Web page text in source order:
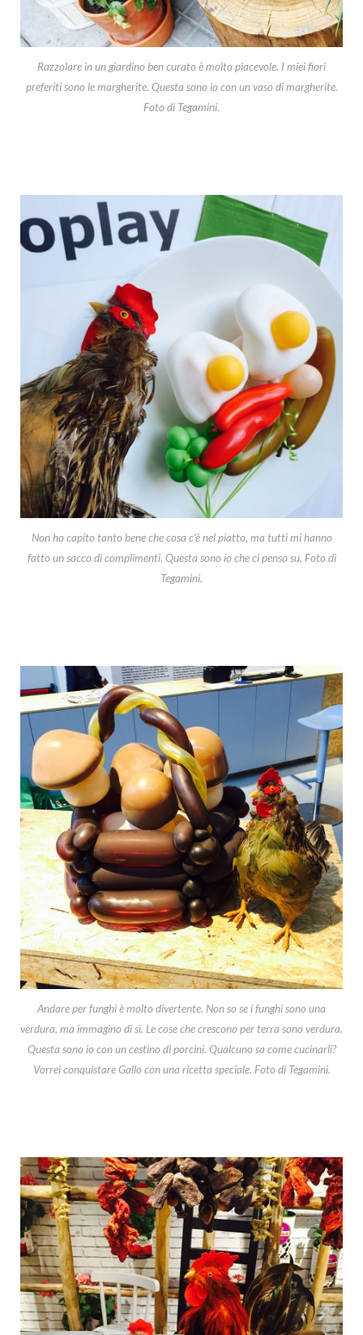
Razzolare in un giardino ben curato è molto piacevole. I miei fiori
preferiti sono le margherite. Questa sono io con un vaso di margherite.
Foto di Tegamini.
Non ho capito tanto bene che cosa c’è nel piatto, ma tutti mi hanno
fatto un sacco di complimenti. Questa sono io che ci penso su. Foto di
Tegamini.
Andare per funghi è molto divertente. Non so se i funghi sono una
verdura, ma immagino di sì. Le cose che crescono per terra sono verdura.
Questa sono io con un cestino di porcini. Qualcuno sa come cucinarli?
Vorrei conquistare Gallo con una ricetta speciale. Foto di Tegamini.